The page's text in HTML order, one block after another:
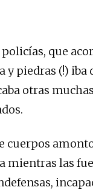
policías, que
y piedras (!)
otras
cuerpos
mientras las